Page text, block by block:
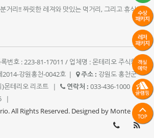
거리!! 짜릿한 레져와 맛있는 먹거리, 그리고 휴식이
번호 : 223-81-17011 / 업체명 : 몬테리오 주식회사
2014-강원홍천-0042호 | 주소 : 강원도 홍천군
몬테리오 리조트
| 연락처 : 033-436-1000
|
|
All Rights Reserved. Designed by Monte rio.